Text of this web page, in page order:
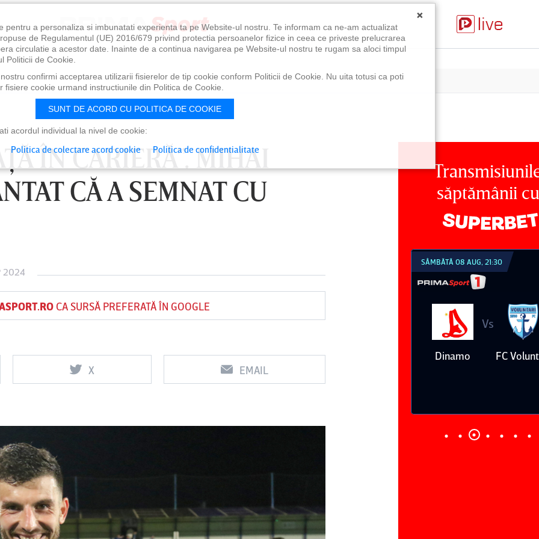
ÎN CARIERĂ”. MIHAI
CĂ A SEMNAT CU
2024
CA SURSĂ PREFERATĂ ÎN GOOGLE
X EMAIL
săptămânii cu
Vs
Rapid
Farul
Vs
Csikszereda Dinamo
Vs
DUMINICĂ 09 AUG, 18:30
Petrolul
Vs
Oţelul
×
pentru a personaliza si imbunatati experienta ta pe Website-ul nostru. Te informam ca ne-am actualizat
de Regulamentul (UE) 2016/679 privind protectia persoanelor fizice in ceea ce priveste prelucrarea
circulatie a acestor date. Inainte de a continua navigarea pe Website-ul nostru te rugam sa aloci timpul
Politicii de Cookie.
confirmi acceptarea utilizarii fisierelor de tip cookie conform Politicii de Cookie. Nu uita totusi ca poti
cookie urmand instructiunile din Politica de Cookie.
SUNT DE ACORD CU POLITICA DE COOKIE
acordul individual la nivel de cookie:
Politica de colectare acord cookie Politica de confidentialitate